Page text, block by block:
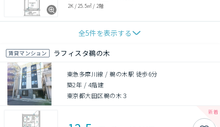
2K / 25.5㎡ / 2階
全5件を表示する
賃貸マンション ラフィスタ鵜の木
東急多摩川線 / 鵜の木駅 徒歩6分
築2年 / 4階建
東京都大田区鵜の木３